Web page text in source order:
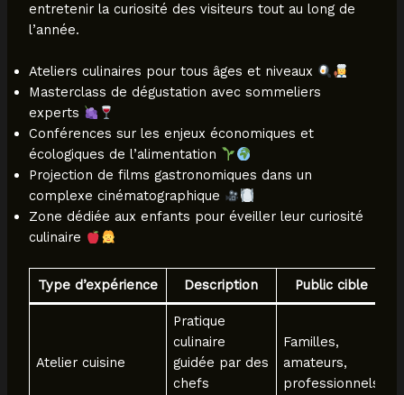
entretenir la curiosité des visiteurs tout au long de
l’année.
Ateliers culinaires pour tous âges et niveaux
Masterclass de dégustation avec sommeliers
experts
Conférences sur les enjeux économiques et
écologiques de l’alimentation
Projection de films gastronomiques dans un
complexe cinématographique
Zone dédiée aux enfants pour éveiller leur curiosité
culinaire
Type d’expérience Description Public cible
Atelier cuisine
Pratique
culinaire
guidée par des
chefs
Familles,
amateurs,
professionnels